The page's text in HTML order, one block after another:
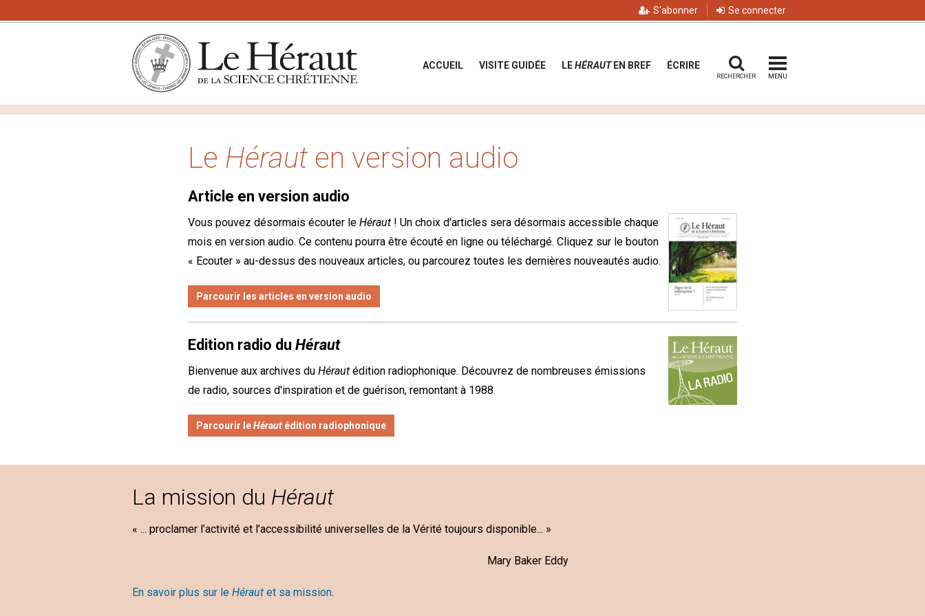
S'abonner Se connecter
ACCUEIL VISITE GUIDÉE LEHÉRAUTEN BREF ÉCRIRE
RECHERCHER MENU
Le Héraut en version audio
Article en version audio
Vous pouvez désormais écouter le Héraut ! Un choix d'articles sera désormais accessible chaque
mois en version audio. Ce contenu pourra être écouté en ligne ou téléchargé. Cliquez sur le bouton
« Ecouter » au-dessus des nouveaux articles, ou parcourez toutes les dernières nouveautés audio.
Parcourir les articles en version audio
Edition radio du Héraut
Bienvenue aux archives du Héraut édition radiophonique. Découvrez de nombreuses émissions
de radio, sources d'inspiration et de guérison, remontant à 1988.
Parcourir leHéraut édition radiophonique
La mission du Héraut
« ... proclamer l’activité et l’accessibilité universelles de la Vérité toujours disponible... »
Mary Baker Eddy
En savoir plus sur le Héraut et sa mission.